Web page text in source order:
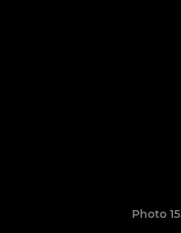
Photo